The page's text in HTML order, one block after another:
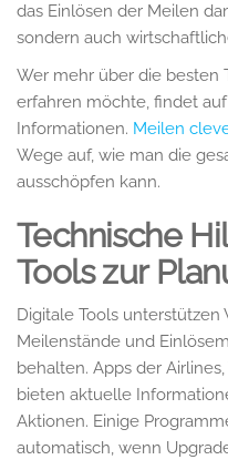
das Einlösen der Meilen
sondern auch
Wer mehr über die besten
erfahren möchte, findet
Informationen. Meilen
Wege auf, wie man die
ausschöpfen kann.
Technische
Tools zur
Digitale Tools unterstützen
Meilenstände und
behalten. Apps der
bieten aktuelle
Aktionen. Einige
automatisch, wenn